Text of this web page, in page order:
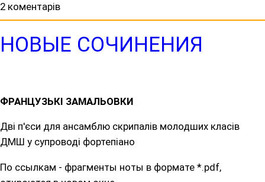
2 коментарів
НОВЫЕ СОЧИНЕНИЯ
ФРАНЦУЗЬКІ ЗАМАЛЬОВКИ
Дві п'єси для ансамблю скрипалів молодших класів
ДМШ у супроводі фортепіано
По ссылкам - фрагменты ноты в формате *.pdf,